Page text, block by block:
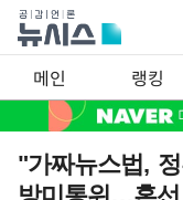
메인 랭킹
"가짜뉴스법,